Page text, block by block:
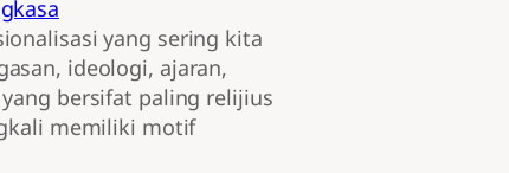
yang sering kita
ideologi, ajaran,
bersifat paling relijius
memiliki motif